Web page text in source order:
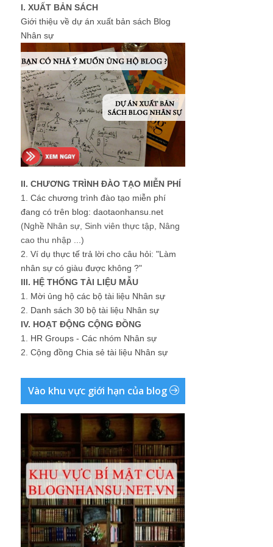
I. XUẤT BẢN SÁCH
Giới thiệu về dự án xuất bản sách Blog
Nhân sự
II. CHƯƠNG TRÌNH ĐÀO TẠO MIỄN PHÍ
1. Các chương trình đào tạo miễn phí
đang có trên blog: daotaonhansu.net
(Nghề Nhân sự, Sinh viên thực tập, Nâng
cao thu nhập ...)
2. Ví dụ thực tế trả lời cho câu hỏi: "Làm
nhân sự có giàu được không ?"
III. HỆ THỐNG TÀI LIỆU MẪU
1. Mời ủng hộ các bộ tài liệu Nhân sự
2. Danh sách 30 bộ tài liệu Nhân sự
IV. HOẠT ĐỘNG CỘNG ĐỒNG
1. HR Groups - Các nhóm Nhân sự
2. Cộng đồng Chia sẻ tài liệu Nhân sự
Vào khu vực giới hạn của blog